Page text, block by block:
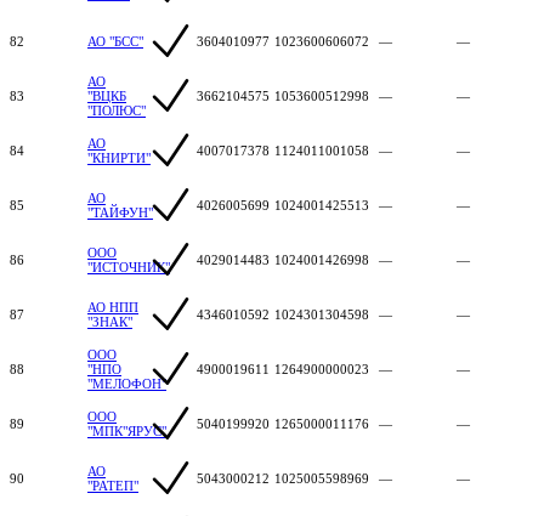
82 АО "БСС" 3604010977 1023600606072 — —
83
АО
"ВЦКБ
"ПОЛЮС"
3662104575 1053600512998 — —
84
АО
"КНИРТИ"
4007017378 1124011001058 — —
85
АО
"ТАЙФУН"
4026005699 1024001425513 — —
86
ООО
"ИСТОЧНИК"
4029014483 1024001426998 — —
87
АО НПП
"ЗНАК"
4346010592 1024301304598 — —
88
ООО
"НПО
"МЕЛОФОН"
4900019611 1264900000023 — —
89
ООО
"МПК"ЯРУС"
5040199920 1265000011176 — —
90
АО
"РАТЕП"
5043000212 1025005598969 — —